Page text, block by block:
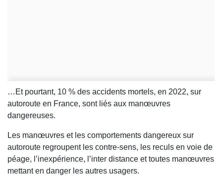
…Et pourtant, 10 % des accidents mortels, en 2022, sur
autoroute en France, sont liés aux manœuvres
dangereuses.
Les manœuvres et les comportements dangereux sur
autoroute regroupent les contre-sens, les reculs en voie de
péage, l’inexpérience, l’inter distance et toutes manœuvres
mettant en danger les autres usagers.